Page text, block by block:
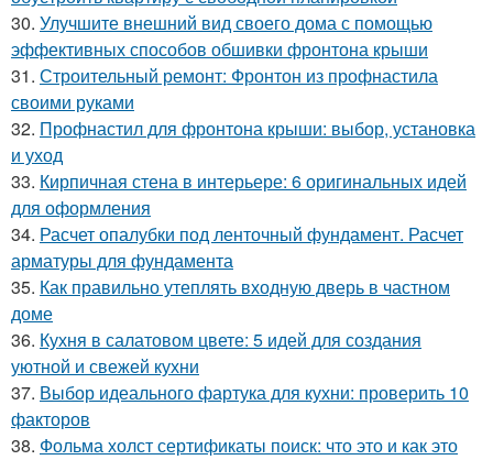
30. Улучшите внешний вид своего дома с помощью
эффективных способов обшивки фронтона крыши
31. Строительный ремонт: Фронтон из профнастила
своими руками
32. Профнастил для фронтона крыши: выбор, установка
и уход
33. Кирпичная стена в интерьере: 6 оригинальных идей
для оформления
34. Расчет опалубки под ленточный фундамент. Расчет
арматуры для фундамента
35. Как правильно утеплять входную дверь в частном
доме
36. Кухня в салатовом цвете: 5 идей для создания
уютной и свежей кухни
37. Выбор идеального фартука для кухни: проверить 10
факторов
38. Фольма холст сертификаты поиск: что это и как это